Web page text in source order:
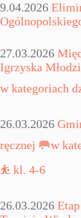
9.04.2026
27.03.2026
Igrzyska
w kategoriach
26.03.2026
ręcznej 🥅w
⛹️ kl. 4-6
26.03.2026